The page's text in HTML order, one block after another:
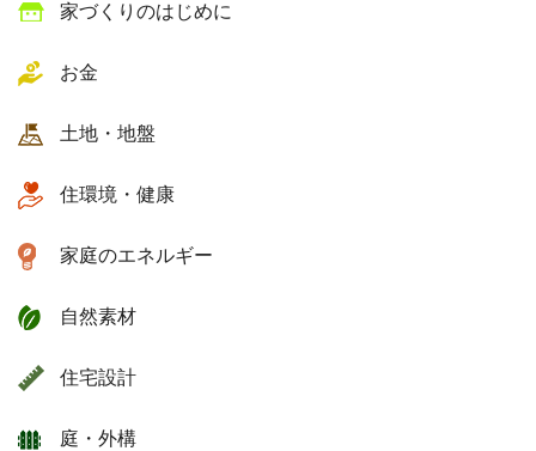
家づくりのはじめに
お金
土地・地盤
住環境・健康
家庭のエネルギー
自然素材
住宅設計
庭・外構